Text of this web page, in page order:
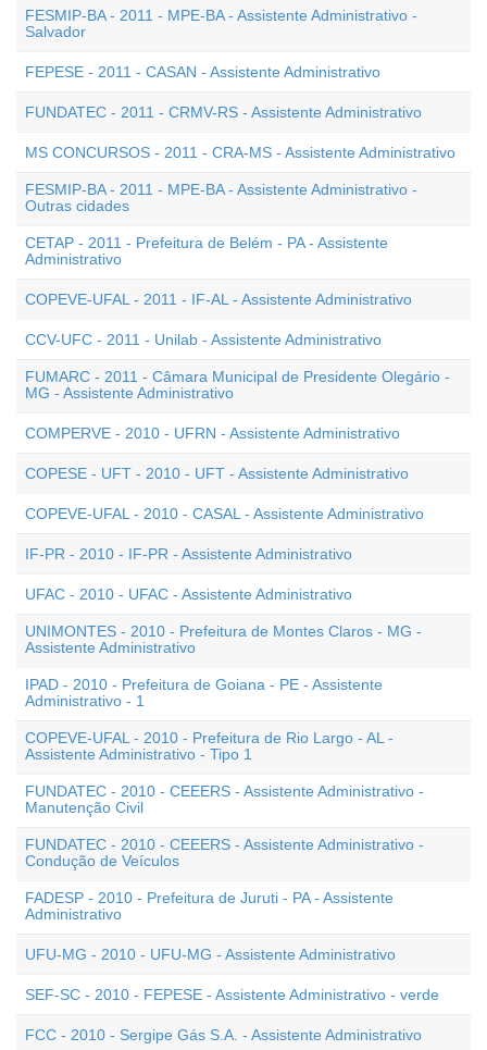
FESMIP-BA - 2011 - MPE-BA - Assistente Administrativo -
Salvador
FEPESE - 2011 - CASAN - Assistente Administrativo
FUNDATEC - 2011 - CRMV-RS - Assistente Administrativo
MS CONCURSOS - 2011 - CRA-MS - Assistente Administrativo
FESMIP-BA - 2011 - MPE-BA - Assistente Administrativo -
Outras cidades
CETAP - 2011 - Prefeitura de Belém - PA - Assistente
Administrativo
COPEVE-UFAL - 2011 - IF-AL - Assistente Administrativo
CCV-UFC - 2011 - Unilab - Assistente Administrativo
FUMARC - 2011 - Câmara Municipal de Presidente Olegário -
MG - Assistente Administrativo
COMPERVE - 2010 - UFRN - Assistente Administrativo
COPESE - UFT - 2010 - UFT - Assistente Administrativo
COPEVE-UFAL - 2010 - CASAL - Assistente Administrativo
IF-PR - 2010 - IF-PR - Assistente Administrativo
UFAC - 2010 - UFAC - Assistente Administrativo
UNIMONTES - 2010 - Prefeitura de Montes Claros - MG -
Assistente Administrativo
IPAD - 2010 - Prefeitura de Goiana - PE - Assistente
Administrativo - 1
COPEVE-UFAL - 2010 - Prefeitura de Rio Largo - AL -
Assistente Administrativo - Tipo 1
FUNDATEC - 2010 - CEEERS - Assistente Administrativo -
Manutenção Civil
FUNDATEC - 2010 - CEEERS - Assistente Administrativo -
Condução de Veículos
FADESP - 2010 - Prefeitura de Juruti - PA - Assistente
Administrativo
UFU-MG - 2010 - UFU-MG - Assistente Administrativo
SEF-SC - 2010 - FEPESE - Assistente Administrativo - verde
FCC - 2010 - Sergipe Gás S.A. - Assistente Administrativo